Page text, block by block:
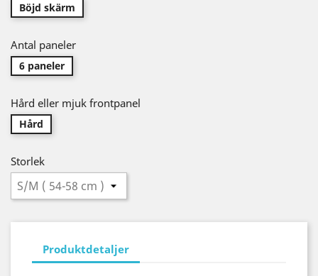
Böjd skärm
Antal paneler
6 paneler
Hård eller mjuk frontpanel
Hård
Storlek
Produktdetaljer